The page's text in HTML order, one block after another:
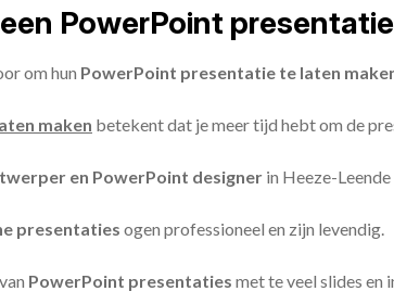
PowerPoint
om hun PowerPoint presentatie te laten
maken betekent dat je meer tijd hebt om de
en PowerPoint designer in Heeze-
presentaties ogen professioneel en zijn levendig.
PowerPoint presentaties met te veel slides en